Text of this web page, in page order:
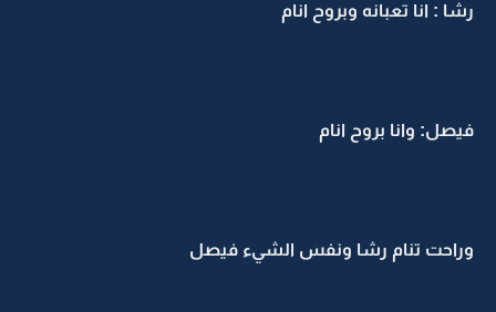
رشا : انا تعبانه وبروح انام
فيصل: وانا بروح انام
وراحت تنام رشا ونفس الشيء فيصل